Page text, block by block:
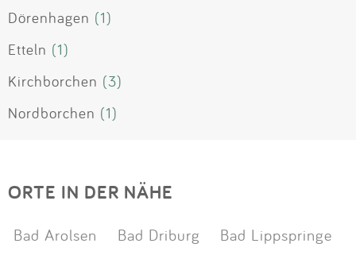
Dörenhagen (1)
Etteln (1)
Kirchborchen (3)
Nordborchen (1)
ORTE IN DER NÄHE
Bad Arolsen Bad Driburg
Bad Lippspringe